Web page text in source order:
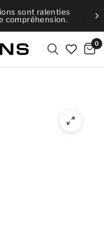
sont ralenties
0